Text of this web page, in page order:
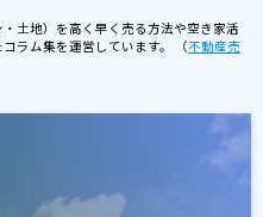
土地）を高く早く売る方法や空き家活
ラム集を運営しています。 （不動産売